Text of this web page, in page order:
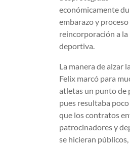
económicamente
embarazo y proceso
reincorporación a la
deportiva.
La manera de alzar
Felix marcó para
atletas un punto de
pues resultaba
que los contratos
patrocinadores y
se hicieran